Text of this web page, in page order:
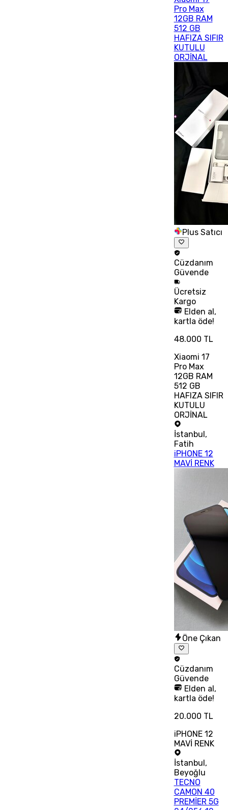
Pro Max
12GB RAM
512 GB
HAFIZA SIFIR
KUTULU
ORJİNAL
Plus Satıcı
Cüzdanım
Güvende
Ücretsiz
Kargo
Elden al,
kartla öde!
48.000 TL
Xiaomi 17
Pro Max
12GB RAM
512 GB
HAFIZA SIFIR
KUTULU
ORJİNAL
İstanbul,
Fatih
iPHONE 12
MAVİ RENK
Öne Çıkan
Cüzdanım
Güvende
Elden al,
kartla öde!
20.000 TL
iPHONE 12
MAVİ RENK
İstanbul ,
Beyoğlu
TECNO
CAMON 40
PREMİER 5G